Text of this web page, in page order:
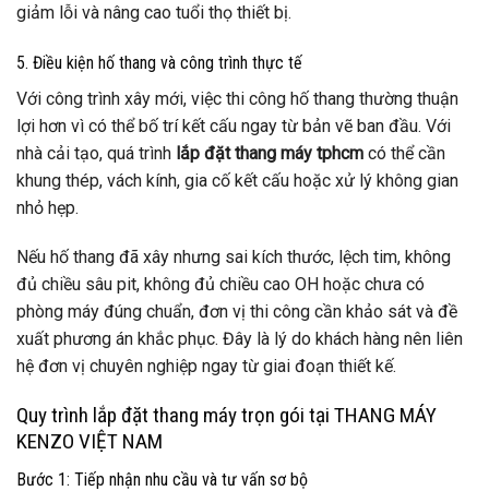
giảm lỗi và nâng cao tuổi thọ thiết bị.
5. Điều kiện hố thang và công trình thực tế
Với công trình xây mới, việc thi công hố thang thường thuận
lợi hơn vì có thể bố trí kết cấu ngay từ bản vẽ ban đầu. Với
nhà cải tạo, quá trình lắp đặt thang máy tphcm có thể cần
khung thép, vách kính, gia cố kết cấu hoặc xử lý không gian
nhỏ hẹp.
Nếu hố thang đã xây nhưng sai kích thước, lệch tim, không
đủ chiều sâu pit, không đủ chiều cao OH hoặc chưa có
phòng máy đúng chuẩn, đơn vị thi công cần khảo sát và đề
xuất phương án khắc phục. Đây là lý do khách hàng nên liên
hệ đơn vị chuyên nghiệp ngay từ giai đoạn thiết kế.
Quy trình lắp đặt thang máy trọn gói tại THANG MÁY
KENZO VIỆT NAM
Bước 1: Tiếp nhận nhu cầu và tư vấn sơ bộ